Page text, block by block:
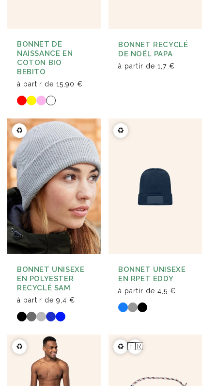
BONNET DE
NAISSANCE EN
COTON BIO
BEBITO
à partir de 15,90 €
BONNET RECYCLÉ
DE NOËL PAPA
à partir de 1,7 €
♻️
BONNET UNISEXE
EN POLYESTER
RECYCLÉ SAM
à partir de 9,4 €
♻️
BONNET UNISEXE
EN RPET EDDY
à partir de 4,5 €
♻️ ♻️ 🇫🇷